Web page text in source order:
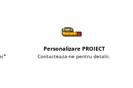
Personalizare PROIECT
Contacteaza-ne pentru detalii.